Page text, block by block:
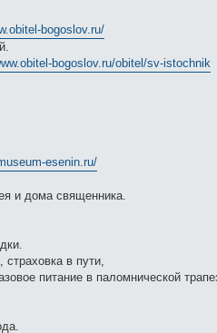
bogoslov.ru/
bogoslov.ru/obitel/sv-istochnik
esenin.ru/
и дома священника.
в пути,
питание в паломнической